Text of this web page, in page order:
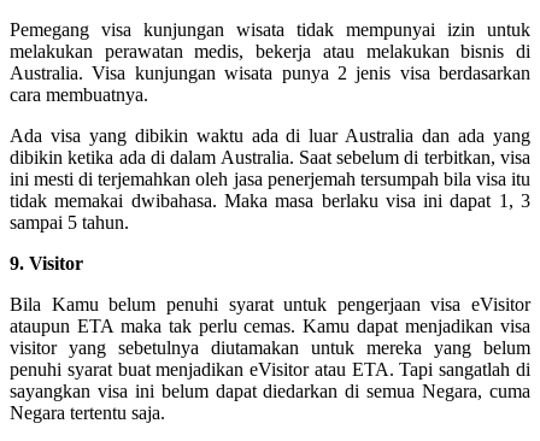
Pemegang visa kunjungan wisata tidak mempunyai izin untuk
melakukan perawatan medis, bekerja atau melakukan bisnis di
Australia. Visa kunjungan wisata punya 2 jenis visa berdasarkan
cara membuatnya.
Ada visa yang dibikin waktu ada di luar Australia dan ada yang
dibikin ketika ada di dalam Australia. Saat sebelum di terbitkan, visa
ini mesti di terjemahkan oleh jasa penerjemah tersumpah bila visa itu
tidak memakai dwibahasa. Maka masa berlaku visa ini dapat 1, 3
sampai 5 tahun.
9. Visitor
Bila Kamu belum penuhi syarat untuk pengerjaan visa eVisitor
ataupun ETA maka tak perlu cemas. Kamu dapat menjadikan visa
visitor yang sebetulnya diutamakan untuk mereka yang belum
penuhi syarat buat menjadikan eVisitor atau ETA. Tapi sangatlah di
sayangkan visa ini belum dapat diedarkan di semua Negara, cuma
Negara tertentu saja.